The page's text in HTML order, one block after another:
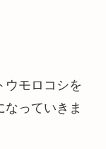
ウモロコシを
っていきま